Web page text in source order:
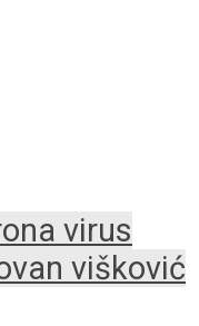
virus
višković